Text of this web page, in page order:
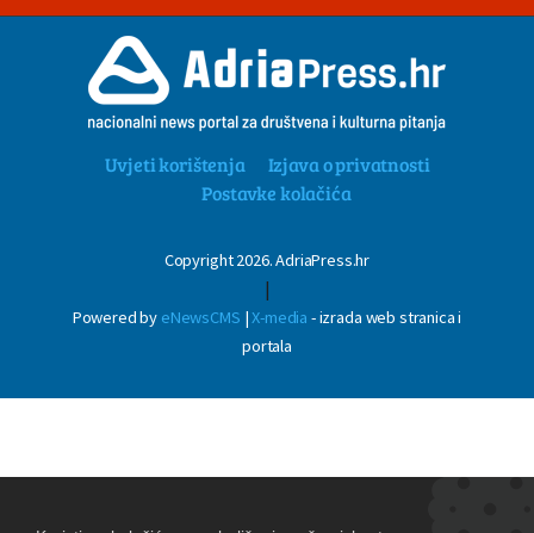
Uvjeti korištenja
Izjava o privatnosti
Postavke kolačića
Copyright 2026. AdriaPress.hr
|
Powered by eNewsCMS |X-media - izrada web stranica i
portala